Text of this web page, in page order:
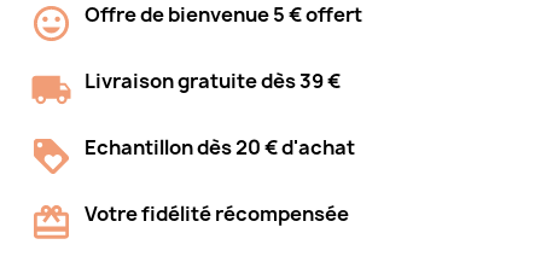
Offre de bienvenue 5 € offert
Livraison gratuite dès 39 €
Echantillon dès 20 € d'achat
Votre fidélité récompensée